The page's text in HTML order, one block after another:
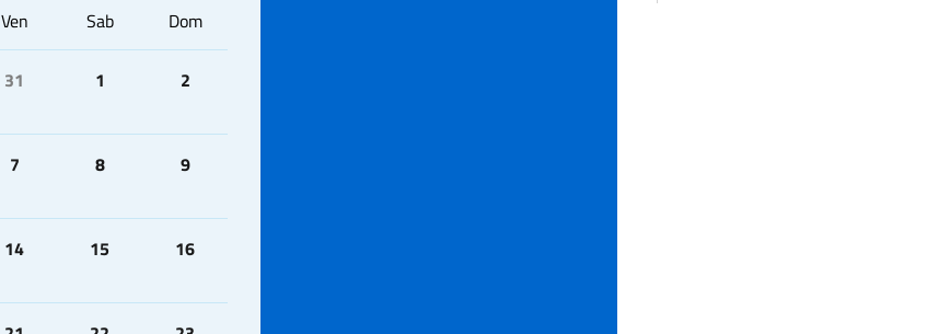
Ven Sab Dom
31 1 2
7 8 9
14 15 16